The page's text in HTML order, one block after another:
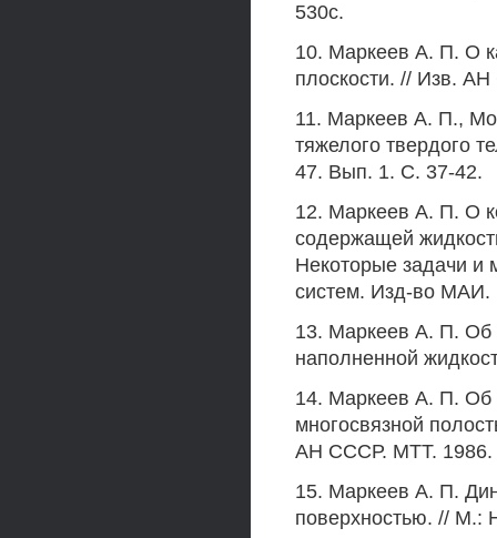
530с.
10. Маркеев А. П. О
плоскости. // Изв.
11. Маркеев А. П.,
тяжелого твердого
47. Вып. 1. С. 37-42.
12. Маркеев А. П. О
содержащей
Некоторые задачи и
систем. Изд-во МАИ.
13. Маркеев А. П. Об
наполненной
14. Маркеев А. П. Об
многосвязной
АН СССР. МТТ. 1986.
15. Маркеев А. П.
поверхностью. // М.: